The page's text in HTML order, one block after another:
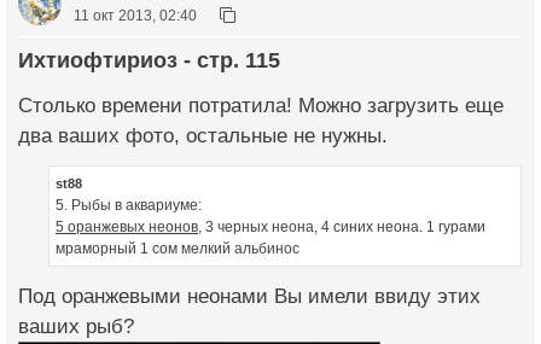
11 окт 2013, 02:40
Ихтиофтириоз - стр. 115
Столько времени потратила! Можно загрузить еще
два ваших фото, остальные не нужны.
st88
5. Рыбы в аквариуме:
5 оранжевых неонов, 3 черных неона, 4 синих неона. 1 гурами
мраморный 1 сом мелкий альбинос
Под оранжевыми неонами Вы имели ввиду этих
ваших рыб?